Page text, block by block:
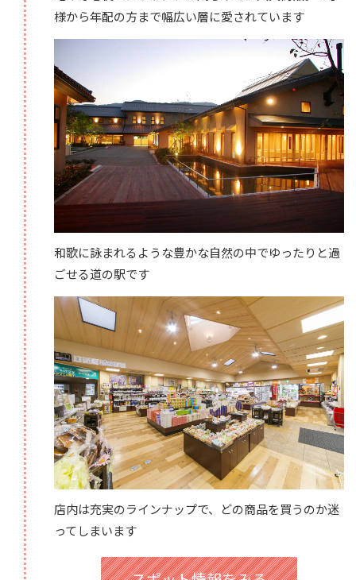
様から年配の方まで幅広い層に愛されています
和歌に詠まれるような豊かな自然の中でゆったりと過
ごせる道の駅です
店内は充実のラインナップで、どの商品を買うのか迷
ってしまいます